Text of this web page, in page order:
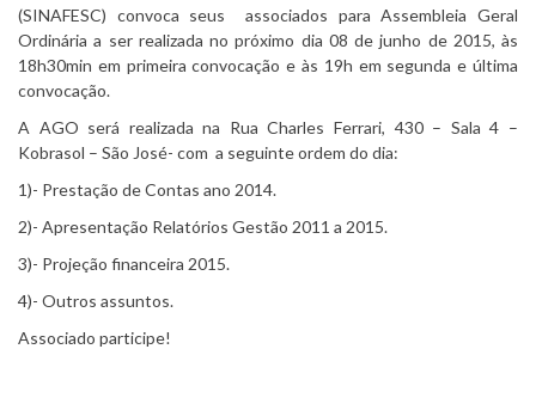
(SINAFESC) convoca seus associados para Assembleia Geral
Ordinária a ser realizada no próximo dia 08 de junho de 2015, às
18h30min em primeira convocação e às 19h em segunda e última
convocação.
A AGO será realizada na Rua Charles Ferrari, 430 – Sala 4 –
Kobrasol – São José- com a seguinte ordem do dia:
1)- Prestação de Contas ano 2014.
2)- Apresentação Relatórios Gestão 2011 a 2015.
3)- Projeção financeira 2015.
4)- Outros assuntos.
Associado participe!